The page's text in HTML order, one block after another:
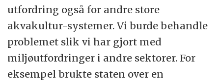
utfordring også for andre store
akvakultur-systemer. Vi burde behandle
problemet slik vi har gjort med
miljøutfordringer i andre sektorer. For
eksempel brukte staten over en